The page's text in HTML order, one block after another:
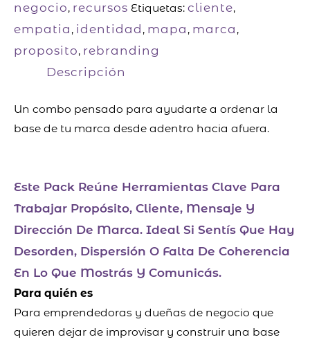
negocio, recursos Etiquetas: cliente,
empatia , identidad , mapa , marca ,
proposito, rebranding
Descripción
Un combo pensado para ayudarte a ordenar la
base de tu marca desde adentro hacia afuera.
Este Pack Reúne Herramientas Clave Para
Trabajar Propósito, Cliente, Mensaje Y
Dirección De Marca. Ideal Si Sentís Que Hay
Desorden, Dispersión O Falta De Coherencia
En Lo Que Mostrás Y Comunicás.
Para quién es
Para emprendedoras y dueñas de negocio que
quieren dejar de improvisar y construir una base